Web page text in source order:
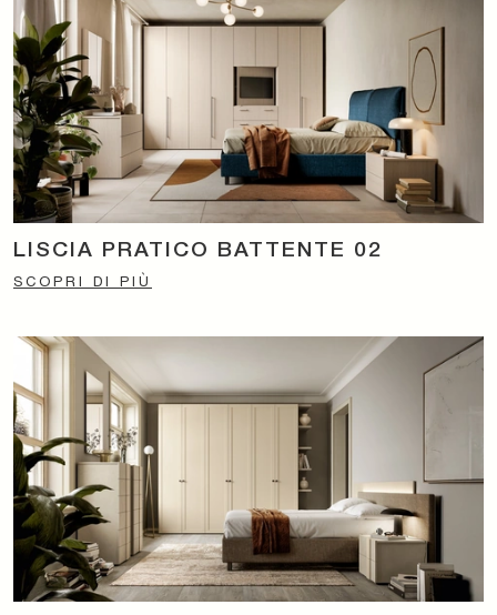
LISCIA PRATICO BATTENTE 02
SCOPRI DI PIÙ